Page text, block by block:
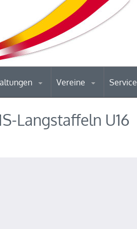
Vereine Service
Langstaffeln U16